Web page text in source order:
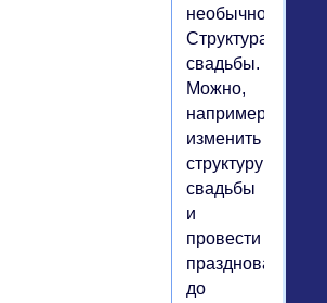
необычной?
Структура
свадьбы.
Можно,
например,
изменить
структуру
свадьбы
и
провести
празднование
до